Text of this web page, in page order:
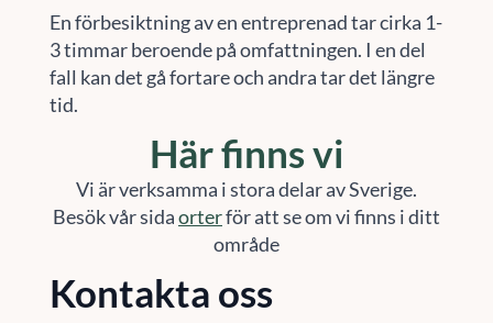
En förbesiktning av en entreprenad tar cirka 1-
3 timmar beroende på omfattningen. I en del
fall kan det gå fortare och andra tar det längre
tid.
Här finns vi
Vi är verksamma i stora delar av Sverige.
Besök vår sidaorterför att se om vi finns i ditt
område
Kontakta oss